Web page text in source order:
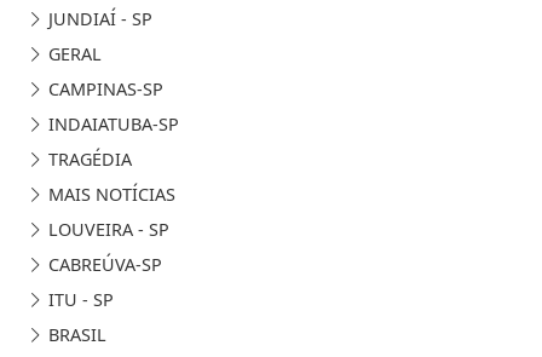
JUNDIAÍ - SP
GERAL
CAMPINAS-SP
INDAIATUBA-SP
TRAGÉDIA
MAIS NOTÍCIAS
LOUVEIRA - SP
CABREÚVA-SP
ITU - SP
BRASIL